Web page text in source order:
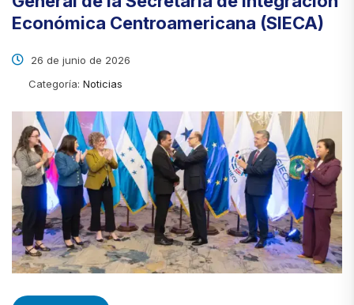
Económica Centroamericana (SIECA)
26 de junio de 2026
Categoría: Noticias